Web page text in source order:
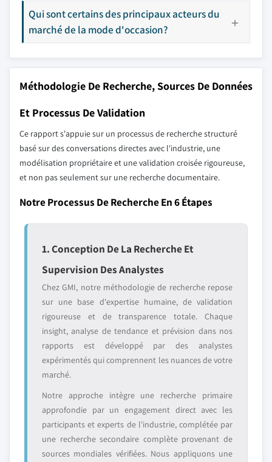
Qui sont certains des principaux acteurs du
marché de la mode d'occasion?
Méthodologie De Recherche, Sources De Données
Et Processus De Validation
Ce rapport s'appuie sur un processus de recherche structuré
basé sur des conversations directes avec l'industrie, une
modélisation propriétaire et une validation croisée rigoureuse,
et non pas seulement sur une recherche documentaire.
Notre Processus De Recherche En 6 Étapes
1. Conception De La Recherche Et
Supervision Des Analystes
Chez GMI, notre méthodologie de recherche repose
sur une base d'expertise humaine, de validation
rigoureuse et de transparence totale. Chaque
insight, analyse de tendance et prévision dans nos
rapports est développé par des analystes
expérimentés qui comprennent les nuances de votre
marché.
Notre approche intègre une recherche primaire
approfondie par un engagement direct avec les
participants et experts de l'industrie, complétée par
une recherche secondaire complète provenant de
sources mondiales vérifiées. Nous appliquons une